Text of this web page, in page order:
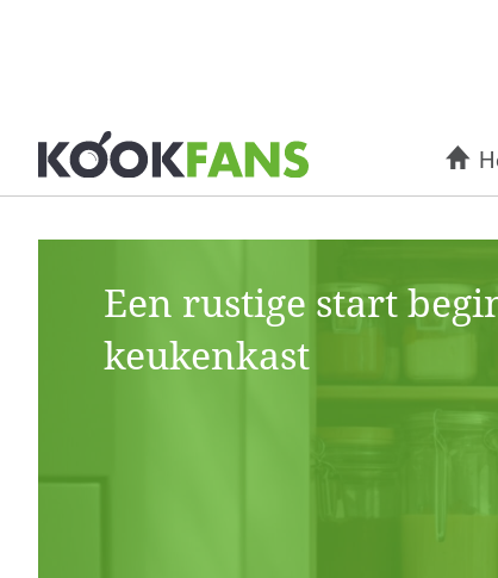
Een rustige start
keukenkast